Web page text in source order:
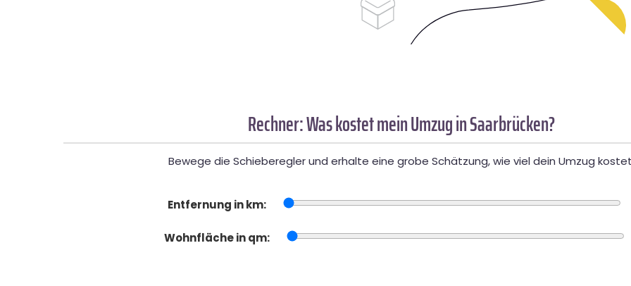
Rechner: Was kostet mein Umzug in Saarbrücken?
Bewege die Schieberegler und erhalte eine grobe Schätzung, wie viel dein Umzug
Entfernung in km:
Wohnfläche in qm: